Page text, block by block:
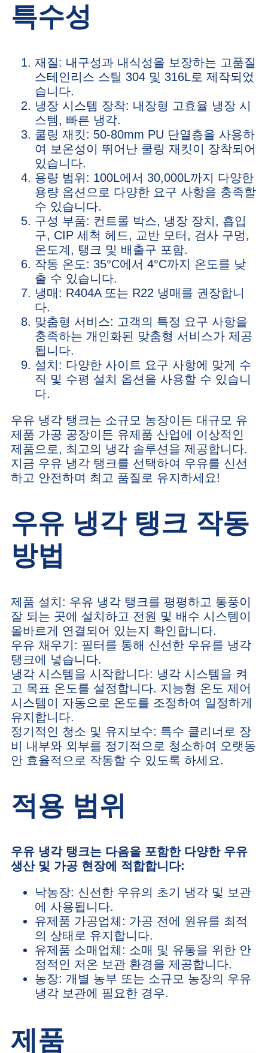
특수성
재질: 내구성과 내식성을 보장하는 고품질
스테인리스 스틸 304 및 316L로 제작되었
습니다.
냉장 시스템 장착: 내장형 고효율 냉장 시
스템, 빠른 냉각.
쿨링 재킷: 50-80mm PU 단열층을 사용하
여 보온성이 뛰어난 쿨링 재킷이 장착되어
있습니다.
용량 범위: 100L에서 30,000L까지 다양한
용량 옵션으로 다양한 요구 사항을 충족할
수 있습니다.
구성 부품: 컨트롤 박스, 냉장 장치, 흡입
구, CIP 세척 헤드, 교반 모터, 검사 구멍,
온도계, 탱크 및 배출구 포함.
작동 온도: 35°C에서 4°C까지 온도를 낮
출 수 있습니다.
냉매: R404A 또는 R22 냉매를 권장합니
다.
맞춤형 서비스: 고객의 특정 요구 사항을
충족하는 개인화된 맞춤형 서비스가 제공
됩니다.
설치: 다양한 사이트 요구 사항에 맞게 수
직 및 수평 설치 옵션을 사용할 수 있습니
다.
우유 냉각 탱크는 소규모 농장이든 대규모 유
제품 가공 공장이든 유제품 산업에 이상적인
제품으로, 최고의 냉각 솔루션을 제공합니다.
지금 우유 냉각 탱크를 선택하여 우유를 신선
하고 안전하며 최고 품질로 유지하세요!
우유 냉각 탱크 작동
방법
제품 설치: 우유 냉각 탱크를 평평하고 통풍이
잘 되는 곳에 설치하고 전원 및 배수 시스템이
올바르게 연결되어 있는지 확인합니다.
우유 채우기: 필터를 통해 신선한 우유를 냉각
탱크에 넣습니다.
냉각 시스템을 시작합니다: 냉각 시스템을 켜
고 목표 온도를 설정합니다. 지능형 온도 제어
시스템이 자동으로 온도를 조정하여 일정하게
유지합니다.
정기적인 청소 및 유지보수: 특수 클리너로 장
비 내부와 외부를 정기적으로 청소하여 오랫동
안 효율적으로 작동할 수 있도록 하세요.
적용 범위
우유 냉각 탱크는 다음을 포함한 다양한 우유
생산 및 가공 현장에 적합합니다:
낙농장: 신선한 우유의 초기 냉각 및 보관
에 사용됩니다.
유제품 가공업체: 가공 전에 원유를 최적
의 상태로 유지합니다.
유제품 소매업체: 소매 및 유통을 위한 안
정적인 저온 보관 환경을 제공합니다.
농장: 개별 농부 또는 소규모 농장의 우유
냉각 보관에 필요한 경우.
제품